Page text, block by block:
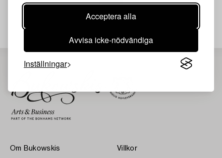
Acceptera alla
Avvisa icke-nödvändiga
Inställningar
Din sökning gav ingen träff just nu.
Om Bukowskis Villkor